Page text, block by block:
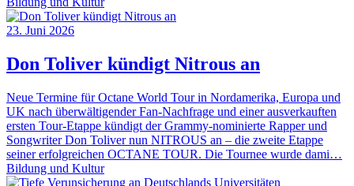
23. Juni 2026
Don Toliver kündigt Nitrous an
Neue Termine für Octane World Tour in Nordamerika, Europa und
UK nach überwältigender Fan-Nachfrage und einer ausverkauften
ersten Tour-Etappe kündigt der Grammy-nominierte Rapper und
Songwriter Don Toliver nun NITROUS an – die zweite Etappe
seiner erfolgreichen OCTANE TOUR. Die Tournee wurde dami…
Bildung und Kultur